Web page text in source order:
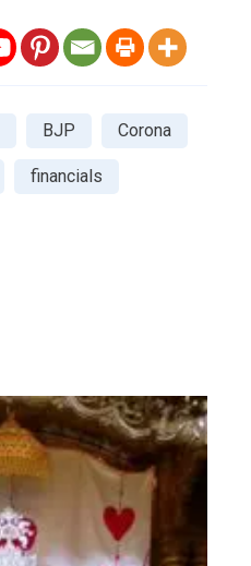
BJP Corona
financials